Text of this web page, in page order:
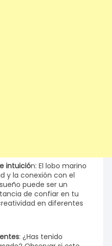
intuición: El lobo marino
y la conexión con el
puede ser un
de confiar en tu
en diferentes
: ¿Has tenido